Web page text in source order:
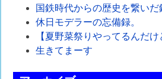
ゲ
ー
シ
ョ
国鉄時代からの歴史を繋いだ
休日モデラーの忘備録。
【夏野菜祭りやってるんだけ
生きてまーす